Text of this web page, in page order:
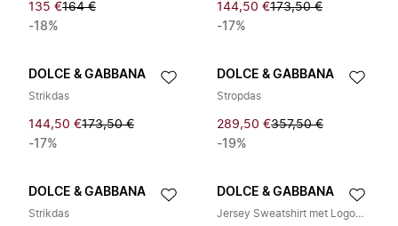
135 €164 €
-18%
144,50 €173,50 €
-17%
DOLCE & GABBANA
Strikdas
144,50 €173,50 €
-17%
DOLCE & GABBANA
Stropdas
289,50 €357,50 €
-19%
DOLCE & GABBANA
Strikdas
DOLCE & GABBANA
Jersey Sweatshirt met Logoplaat